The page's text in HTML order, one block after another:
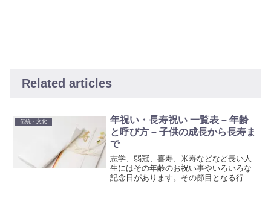
Related articles
伝統・文化
年祝い・長寿祝い 一覧表 – 年齢
と呼び方 – 子供の成長から長寿ま
で
志学、弱冠、喜寿、米寿などなど長い人
生にはその年齢のお祝い事やいろいろな
記念日があります。その節目となる行事